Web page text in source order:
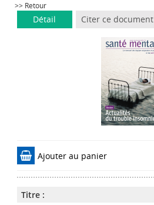
>> Retour
Détail Citer ce document
Ajouter au panier
Titre :